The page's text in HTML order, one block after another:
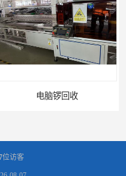
回收机器设备
位访客